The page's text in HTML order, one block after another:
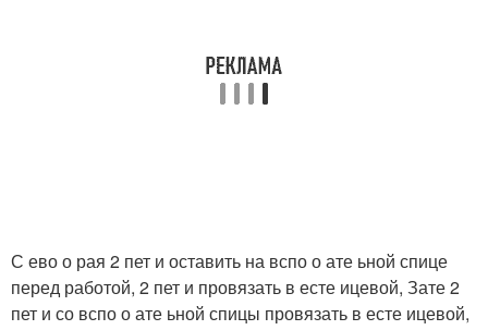
С ево о рая 2 пет и оставить на вспо о ате ьной спице
перед работой, 2 пет и провязать в есте ицевой, Зате 2
пет и со вспо о ате ьной спицы провязать в есте ицевой,